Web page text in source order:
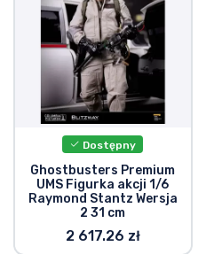
Dostępny
Ghostbusters Premium
UMS Figurka akcji 1/6
Raymond Stantz Wersja
2 31 cm
2 617.26 zł